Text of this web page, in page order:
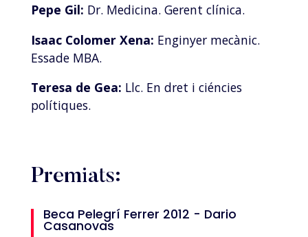
Pepe Gil: Dr. Medicina. Gerent clínica.
Isaac Colomer Xena: Enginyer mecànic.
Essade MBA.
Teresa de Gea: Llc. En dret i ciéncies
polítiques.
Premiats:
Beca Pelegrí Ferrer 2012 - Dario
Casanovas